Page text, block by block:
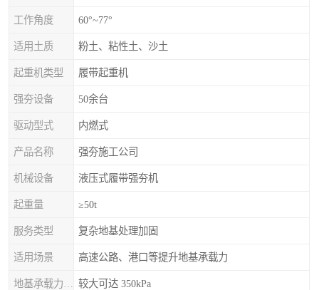
工作角度 60°~77°
适用土质 粉土、粘性土、沙土
起重机类型 履带起重机
强夯设备 50余台
驱动型式 内燃式
产品名称 强夯施工公司
机械设备 液压式履带强夯机
起重量 ≥50t
服务类型 复杂地基处理加固
适用场景 高速公路、港口等提升地基承载力
较大可达 350kPa